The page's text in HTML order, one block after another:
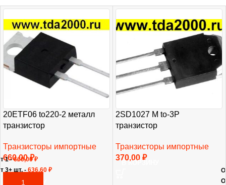
20ETF06 to220-2 металл
транзистор
Транзисторы импортные
660,00₽
В КОРЗИНУ
1 -660,00₽
3+ шт. - 636,60 ₽
2SD1027 M to-3P
транзистор
Транзисторы импортные
370,00 ₽
В КОРЗИНУ